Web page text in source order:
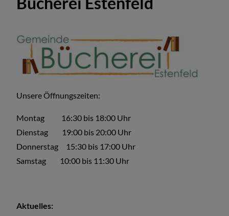
Unsere Öffnungszeiten:
Montag 16:30 bis 18:00 Uhr
Dienstag 19:00 bis 20:00 Uhr
Donnerstag 15:30 bis 17:00 Uhr
Samstag 10:00 bis 11:30 Uhr
Aktuelles: